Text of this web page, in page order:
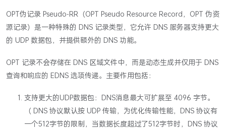
OPT伪记录 Pseudo-RR（OPT Pseudo Resource Record，OPT 伪资
源记录）是一种特殊的 DNS 记录类型，它允许 DNS 服务器支持更大
的 UDP 数据包，并提供额外的 DNS 功能。
OPT 记录不会存储在 DNS 区域文件中，而是动态生成并仅用于 DNS
查询和响应的 EDNS 选项传递。主要作用包括：
支持更大的UDP数据包：DNS消息最大可扩展至 4096 字节。
（ DNS 协议默认按 UDP 传输，为优化传输性能，DNS 协议有
一个512字节的限制，当数据长度超过了512字节时，DNS 协议